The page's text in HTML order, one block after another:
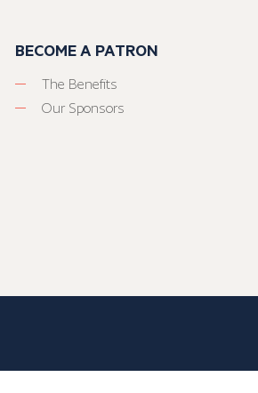
BECOME A PATRON
The Benefits
Our Sponsors